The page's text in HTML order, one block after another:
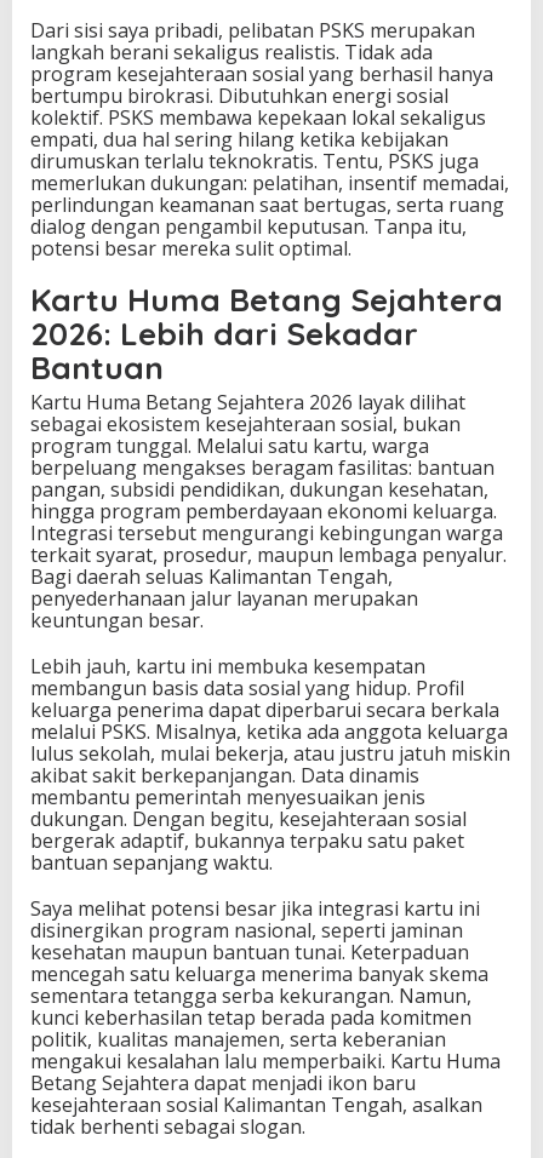
Dari sisi saya pribadi, pelibatan PSKS merupakan
langkah berani sekaligus realistis. Tidak ada
program kesejahteraan sosial yang berhasil hanya
bertumpu birokrasi. Dibutuhkan energi sosial
kolektif. PSKS membawa kepekaan lokal sekaligus
empati, dua hal sering hilang ketika kebijakan
dirumuskan terlalu teknokratis. Tentu, PSKS juga
memerlukan dukungan: pelatihan, insentif memadai,
perlindungan keamanan saat bertugas, serta ruang
dialog dengan pengambil keputusan. Tanpa itu,
potensi besar mereka sulit optimal.
Kartu Huma Betang Sejahtera
2026: Lebih dari Sekadar
Bantuan
Kartu Huma Betang Sejahtera 2026 layak dilihat
sebagai ekosistem kesejahteraan sosial, bukan
program tunggal. Melalui satu kartu, warga
berpeluang mengakses beragam fasilitas: bantuan
pangan, subsidi pendidikan, dukungan kesehatan,
hingga program pemberdayaan ekonomi keluarga.
Integrasi tersebut mengurangi kebingungan warga
terkait syarat, prosedur, maupun lembaga penyalur.
Bagi daerah seluas Kalimantan Tengah,
penyederhanaan jalur layanan merupakan
keuntungan besar.
Lebih jauh, kartu ini membuka kesempatan
membangun basis data sosial yang hidup. Profil
keluarga penerima dapat diperbarui secara berkala
melalui PSKS. Misalnya, ketika ada anggota keluarga
lulus sekolah, mulai bekerja, atau justru jatuh miskin
akibat sakit berkepanjangan. Data dinamis
membantu pemerintah menyesuaikan jenis
dukungan. Dengan begitu, kesejahteraan sosial
bergerak adaptif, bukannya terpaku satu paket
bantuan sepanjang waktu.
Saya melihat potensi besar jika integrasi kartu ini
disinergikan program nasional, seperti jaminan
kesehatan maupun bantuan tunai. Keterpaduan
mencegah satu keluarga menerima banyak skema
sementara tetangga serba kekurangan. Namun,
kunci keberhasilan tetap berada pada komitmen
politik, kualitas manajemen, serta keberanian
mengakui kesalahan lalu memperbaiki. Kartu Huma
Betang Sejahtera dapat menjadi ikon baru
kesejahteraan sosial Kalimantan Tengah, asalkan
tidak berhenti sebagai slogan.